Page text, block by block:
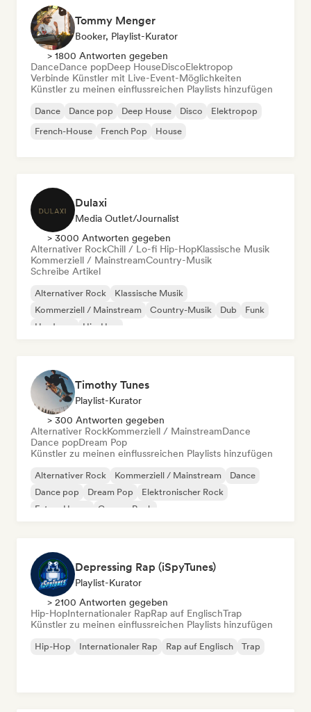
Tommy Menger
Booker, Playlist-Kurator
> 1800 Antworten gegeben
DanceDance popDeep HouseDiscoElektropop
Verbinde Künstler mit Live-Event-Möglichkeiten
Künstler zu meinen einflussreichen Playlists hinzufügen
Dance Dance pop Deep House Disco
Elektropop
French-House
French Pop House
Dulaxi
Media Outlet/Journalist
> 3000 Antworten gegeben
Alternativer RockChill / Lo-fi Hip-HopKlassische Musik
Kommerziell / MainstreamCountry-Musik
Schreibe Artikel
Alternativer Rock
Klassische Musik
Kommerziell / Mainstream
Country-Musik Dub
Funk
Hardcore
Hip-Hop
Timothy Tunes
Playlist-Kurator
> 300 Antworten gegeben
Alternativer RockKommerziell / MainstreamDance
Dance popDream Pop
Künstler zu meinen einflussreichen Playlists hinzufügen
Alternativer Rock Kommerziell / Mainstream
Dance
Dance pop
Dream Pop
Elektronischer Rock
Future House
Garage-Rock
Depressing Rap (iSpyTunes)
Playlist-Kurator
> 2100 Antworten gegeben
Hip-HopInternationaler RapRap auf EnglischTrap
Künstler zu meinen einflussreichen Playlists hinzufügen
Hip-Hop Internationaler Rap Rap auf Englisch Trap